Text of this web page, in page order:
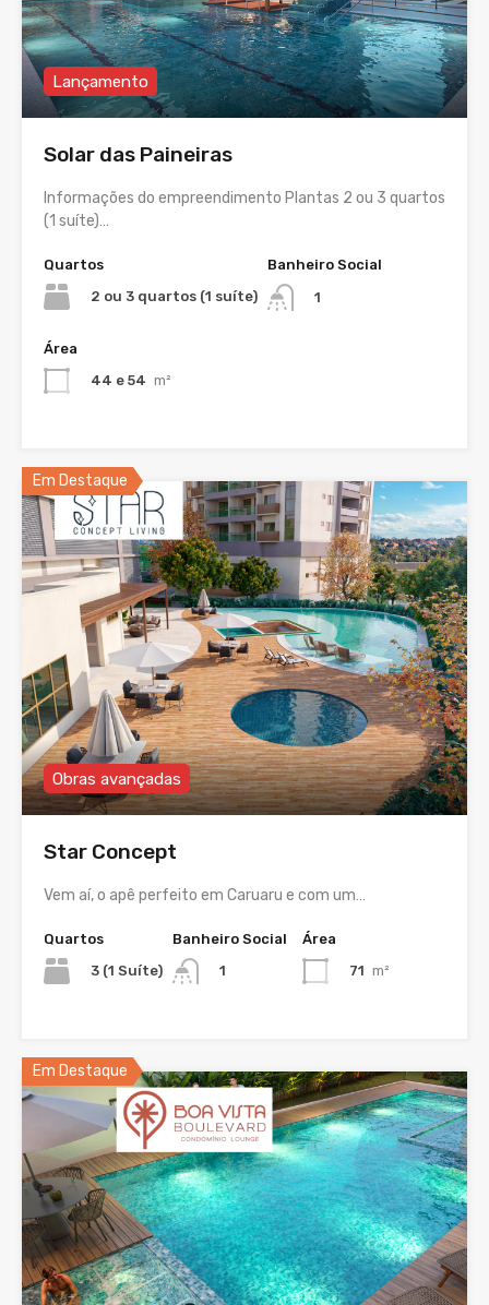
Lançamento
Solar das Paineiras
Informações do empreendimento Plantas 2 ou 3 quartos
(1 suíte)…
Quartos
2 ou 3 quartos (1 suíte)
Banheiro Social
1
Área
44 e 54 m²
Em Destaque
Obras avançadas
Star Concept
Vem aí, o apê perfeito em Caruaru e com um…
Quartos
3 (1 Suíte)
Banheiro Social
1
Área
71 m²
Em Destaque